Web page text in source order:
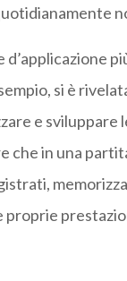
d’applicazione
si è
e
che in una